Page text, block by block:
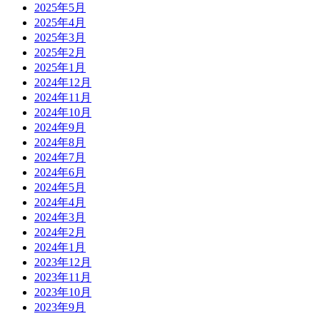
2025年5月
2025年4月
2025年3月
2025年2月
2025年1月
2024年12月
2024年11月
2024年10月
2024年9月
2024年8月
2024年7月
2024年6月
2024年5月
2024年4月
2024年3月
2024年2月
2024年1月
2023年12月
2023年11月
2023年10月
2023年9月